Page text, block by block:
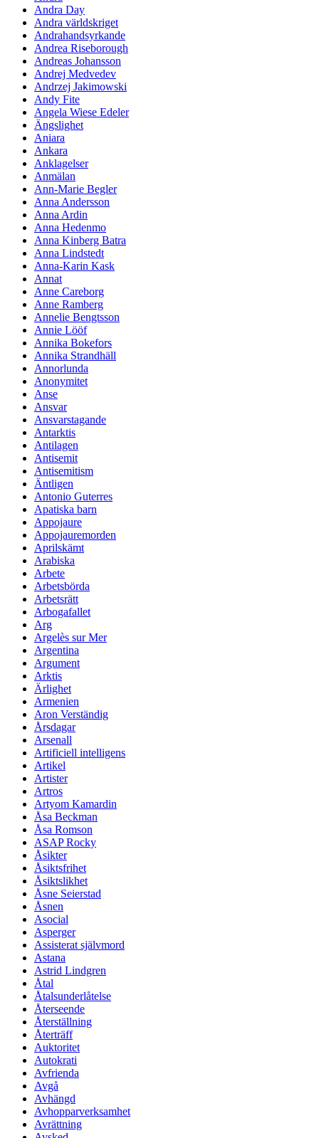
Andra Day
Andra världskriget
Andrahandsyrkande
Andrea Riseborough
Andreas Johansson
Andrej Medvedev
Andrzej Jakimowski
Andy Fite
Angela Wiese Edeler
Ängslighet
Aniara
Ankara
Anklagelser
Anmälan
Ann-Marie Begler
Anna Andersson
Anna Ardin
Anna Hedenmo
Anna Kinberg Batra
Anna Lindstedt
Anna-Karin Kask
Annat
Anne Careborg
Anne Ramberg
Annelie Bengtsson
Annie Lööf
Annika Bokefors
Annika Strandhäll
Annorlunda
Anonymitet
Anse
Ansvar
Ansvarstagande
Antarktis
Antilagen
Antisemit
Antisemitism
Äntligen
Antonio Guterres
Apatiska barn
Appojaure
Appojauremorden
Aprilskämt
Arabiska
Arbete
Arbetsbörda
Arbetsrätt
Arbogafallet
Arg
Argelès sur Mer
Argentina
Argument
Arktis
Ärlighet
Armenien
Aron Verständig
Årsdagar
Arsenall
Artificiell intelligens
Artikel
Artister
Artros
Artyom Kamardin
Åsa Beckman
Åsa Romson
ASAP Rocky
Åsikter
Åsiktsfrihet
Åsiktslikhet
Åsne Seierstad
Åsnen
Asocial
Asperger
Assisterat självmord
Astana
Astrid Lindgren
Åtal
Åtalsunderlåtelse
Återseende
Återställning
Återträff
Auktoritet
Autokrati
Avfrienda
Avgå
Avhängd
Avhopparverksamhet
Avrättning